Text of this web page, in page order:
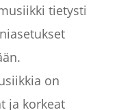
tietysti
on
ja korkeat